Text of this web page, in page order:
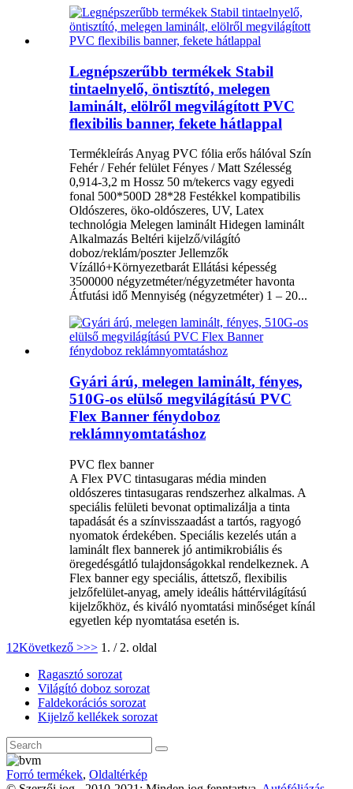
Legnépszerűbb termékek Stabil
tintaelnyelő, öntisztító, melegen
laminált, elölről megvilágított PVC
flexibilis banner, fekete hátlappal
Termékleírás Anyag PVC fólia erős hálóval Szín
Fehér / Fehér felület Fényes / Matt Szélesség
0,914-3,2 m Hossz 50 m/tekercs vagy egyedi
fonal 500*500D 28*28 Festékkel kompatibilis
Oldószeres, öko-oldószeres, UV, Latex
technológia Melegen laminált Hidegen laminált
Alkalmazás Beltéri kijelző/világító
doboz/reklám/poszter Jellemzők
Vízálló+Környezetbarát Ellátási képesség
3500000 négyzetméter/négyzetméter havonta
Átfutási idő Mennyiség (négyzetméter) 1 – 20...
Gyári árú, melegen laminált, fényes,
510G-os elülső megvilágítású PVC
Flex Banner fénydoboz
reklámnyomtatáshoz
PVC flex banner
A Flex PVC tintasugaras média minden
oldószeres tintasugaras rendszerhez alkalmas. A
speciális felületi bevonat optimalizálja a tinta
tapadását és a színvisszaadást a tartós, ragyogó
nyomatok érdekében. Speciális kezelés után a
laminált flex bannerek jó antimikrobiális és
öregedésgátló tulajdonságokkal rendelkeznek. A
Flex banner egy speciális, áttetsző, flexibilis
jelzőfelület-anyag, amely ideális háttérvilágítású
kijelzőkhöz, és kiváló nyomtatási minőséget kínál
egyetlen kép nyomtatása esetén is.
1 2Következő >>> 1. / 2. oldal
Ragasztó sorozat
Világító doboz sorozat
Faldekorációs sorozat
Kijelző kellékek sorozat
Forró termékek, Oldaltérkép